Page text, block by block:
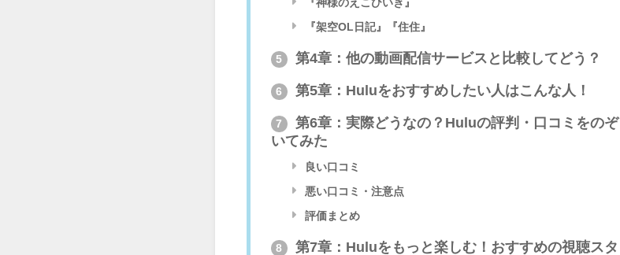
『神様のえこひいき』
『架空OL日記』『住住』
5 第4章：他の動画配信サービスと比較してどう？
6 第5章：Huluをおすすめしたい人はこんな人！
7
第6章：実際どうなの？Huluの評判・口コミをのぞ
いてみた
良い口コミ
悪い口コミ・注意点
評価まとめ
8
第7章：Huluをもっと楽しむ！おすすめの視聴スタ